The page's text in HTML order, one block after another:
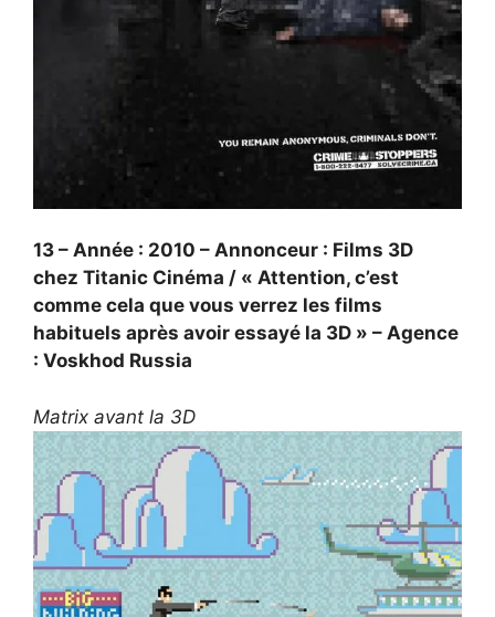
13 – Année : 2010 – Annonceur : Films 3D
chez Titanic Cinéma / « Attention, c’est
comme cela que vous verrez les films
habituels après avoir essayé la 3D » – Agence
: Voskhod Russia
Matrix avant la 3D